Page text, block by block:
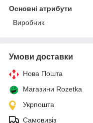
Основні атрибути
Виробник
Умови доставки
Нова Пошта
Магазини Rozetka
Укрпошта
Самовивіз